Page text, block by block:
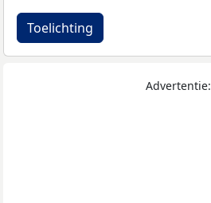
Toelichting
Advertentie: